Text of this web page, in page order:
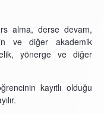
alma, derse devam,
ve diğer akademik
yönerge ve diğer
kayıtlı olduğu